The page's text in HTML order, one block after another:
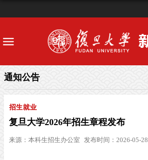
通知公告
招生就业
复旦大学2026年招生章程发布
来源： 本科生招生办公室 发布时间：2026-05-28